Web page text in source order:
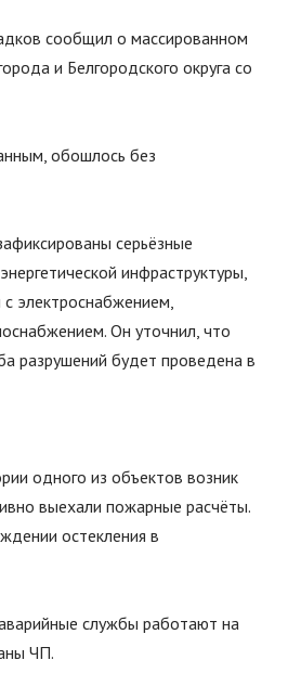
сообщил о массированном
и Белгородского округа со
обошлось без
серьёзные
инфраструктуры,
электроснабжением,
Он уточнил, что
разрушений будет проведена в
одного из объектов возник
выехали пожарные расчёты.
остекления в
службы работают на
ЧП.